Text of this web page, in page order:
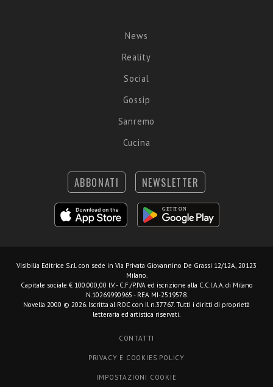
News
Reality
Social
Gossip
Sanremo
Cucina
ABBONATI NEWSLETTER
Visibilia Editrice S.r.l. con sede in Via Privata Giovannino De Grassi 12/12A, 20123
Milano.
Capitale sociale € 100.000,00 I.V. - C.F./P.IVA ed iscrizione alla C.C.I.A.A. di Milano
N.10269990965 - REA MI-2519578.
Novella 2000 © 2026. Iscritta al ROC con il n.37767. Tutti i diritti di proprietà
letteraria ed artistica riservati.
CONTATTI
PRIVACY E COOKIES POLICY
IMPOSTAZIONI COOKIE